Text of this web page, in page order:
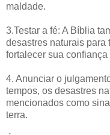
maldade.
3.Testar a fé: A Bíblia
desastres naturais para
fortalecer sua confiança
4. Anunciar o
tempos, os desastres
mencionados como
terra.